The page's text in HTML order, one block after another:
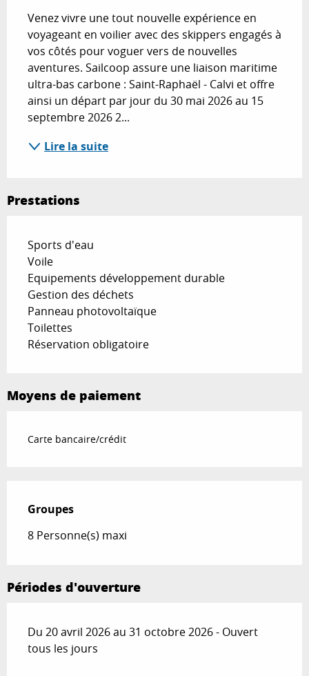
Venez vivre une tout nouvelle expérience en
voyageant en voilier avec des skippers engagés à
vos côtés pour voguer vers de nouvelles
aventures. Sailcoop assure une liaison maritime
ultra-bas carbone : Saint-Raphaël - Calvi et offre
ainsi un départ par jour du 30 mai 2026 au 15
septembre 2026 2...
Lire la suite
Prestations
Sports d'eau
Voile
Equipements développement durable
Gestion des déchets
Panneau photovoltaïque
Toilettes
Réservation obligatoire
Moyens de paiement
Carte bancaire/crédit
Groupes
Groupes
8 Personne(s) maxi
Périodes d'ouverture
Du 20 avril 2026 au 31 octobre 2026 - Ouvert
tous les jours